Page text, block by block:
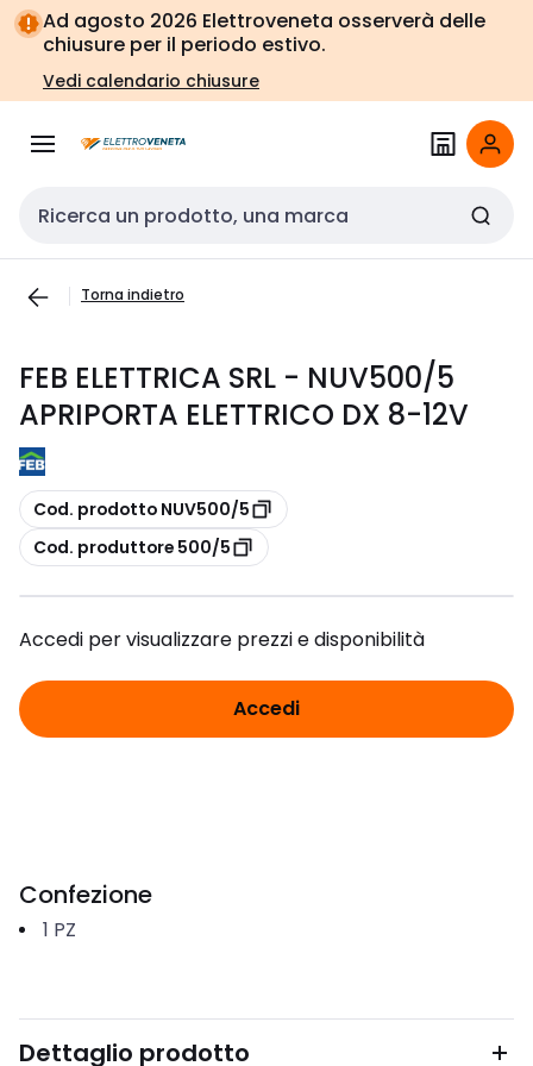
Vai alla
navigazione
Vai
alla
pagina
Ad agosto 2026 Elettroveneta osserverà delle
chiusure per il periodo estivo.
Vedi calendario chiusure
Cerca input
Torna indietro
FEB ELETTRICA SRL - NUV500/5
APRIPORTA ELETTRICO DX 8-12V
copia
Cod. prodotto NUV500/5
copia
Cod. produttore 500/5
Accedi per visualizzare prezzi e disponibilità
Accedi
Confezione
1 PZ
Dettaglio prodotto